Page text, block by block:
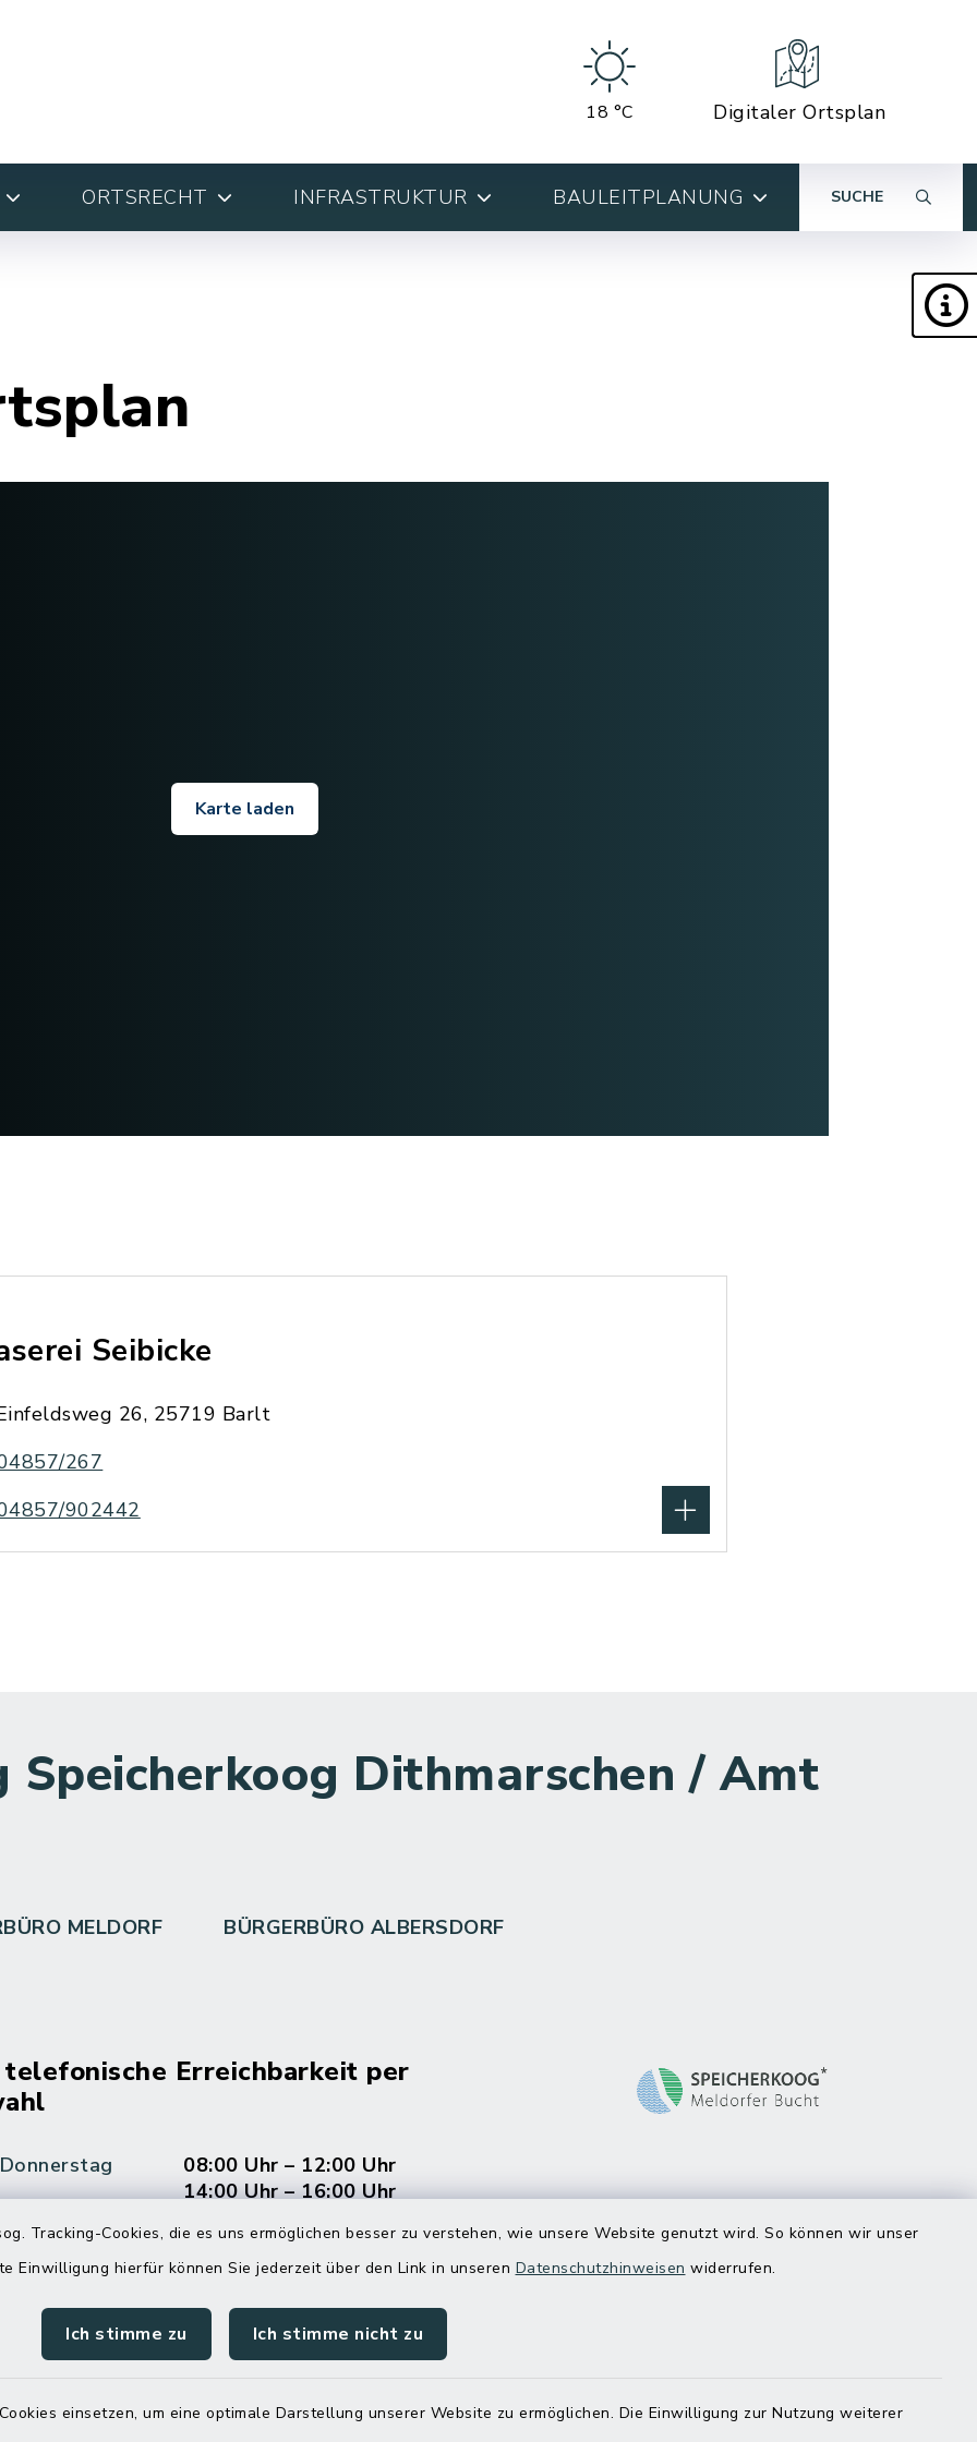
Tracking-Cookies, die es uns ermöglichen besser zu verstehen, wie unsere Website genutzt wird. So können wir unser
Einwilligung hierfür können Sie jederzeit über den Link in unseren Datenschutzhinweisen widerrufen.
Ich stimme zu Ich stimme nicht zu
einsetzen, um eine optimale Darstellung unserer Website zu ermöglichen. Die Einwilligung zur Nutzung weiterer
18 °C Digitaler Ortsplan
ORTSRECHT INFRASTRUKTUR BAULEITPLANUNG SUCHE
Karte laden
Seibicke
26, 25719 Barlt
267
902442
Dithmarschen / Amt
MELDORF BÜRGERBÜRO ALBERSDORF
Erreichbarkeit per
08:00 Uhr – 12:00 Uhr
14:00 Uhr – 16:00 Uhr
08:00 Uhr – 12:00 Uhr
ein dringendes Anliegen, finden aber online